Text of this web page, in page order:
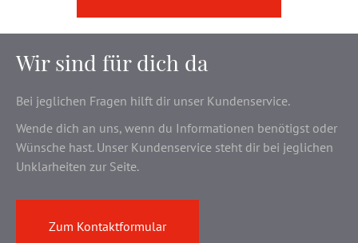
Wir sind für dich da
Bei jeglichen Fragen hilft dir unser Kundenservice.
Wende dich an uns, wenn du Informationen benötigst oder
Wünsche hast. Unser Kundenservice steht dir bei jeglichen
Unklarheiten zur Seite.
Zum Kontaktformular